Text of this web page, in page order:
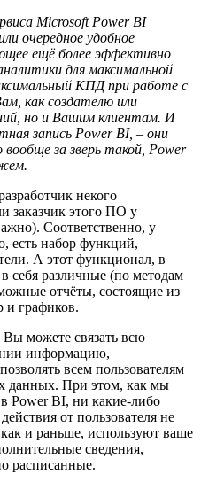
Microsoft Power BI
очередное удобное
ещё более эффективно
для максимальной
КПД при работе с
как создателю или
но и Вашим клиентам. И
запись Power BI, – они
за зверь такой, Power
некого
заказчик этого ПО у
Соответственно, у
есть набор функций,
А этот функционал, в
себя различные (по методам
отчёты, состоящие из
графиков.
можете связать всю
информацию,
всем пользователям
данных. При этом, как мы
Power BI, ни какие-либо
от пользователя не
и раньше, используют ваше
сведения,
расписанные.